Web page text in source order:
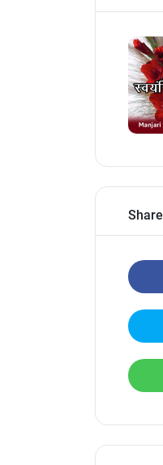
Share